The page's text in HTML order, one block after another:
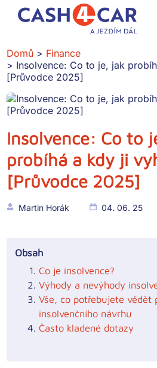
Insolvence: Co to je, jak probíhá a
CASH4CAR
FAQ
BLOG
SLUŽBY
KONTAKT
Domů
Finance
Insolvence: Co to je, jak
[Průvodce 2025]
Insolvence: Co to
probíhá a kdy ji
[Průvodce 2025]
Martin Horák 04. 06. 25
Obsah
Co je insolvence?
Výhody a nevýhody
Vše, co potřebujete vědět
insolvenčního návrhu
Často kladené dotazy